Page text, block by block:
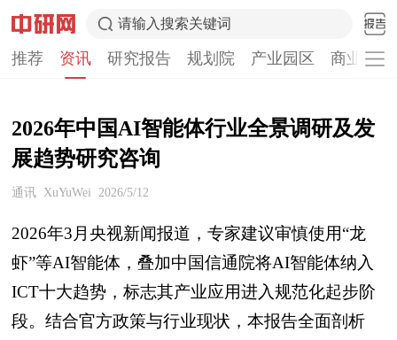
请输入搜索关键词
推荐 资讯 研究报告 规划院 产业园区 商业计
2026年中国AI智能体行业全景调研及发
展趋势研究咨询
通讯 XuYuWei 2026/5/12
2026年3月央视新闻报道，专家建议审慎使用“龙
虾”等AI智能体，叠加中国信通院将AI智能体纳入
ICT十大趋势，标志其产业应用进入规范化起步阶
段。结合官方政策与行业现状，本报告全面剖析